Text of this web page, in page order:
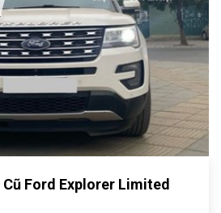
Cũ Ford Explorer Limited